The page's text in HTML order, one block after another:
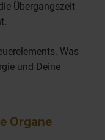
Übergangszeit
Was
und Deine
Organe